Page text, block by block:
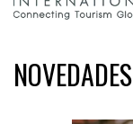
NOVEDADES